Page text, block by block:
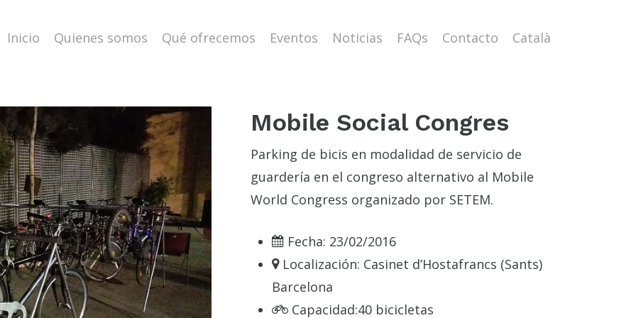
Inicio Quienes somos Qué ofrecemos Eventos Noticias FAQs Contacto Català
Mobile Social Congres
Parking de bicis en modalidad de servicio de
guardería en el congreso alternativo al Mobile
World Congress organizado por SETEM.
Fecha: 23/02/2016
Localización: Casinet d’Hostafrancs (Sants)
Barcelona
Capacidad:40 bicicletas